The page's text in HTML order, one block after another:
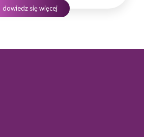
rozwiniętych kompetencji
dowiedz się więcej